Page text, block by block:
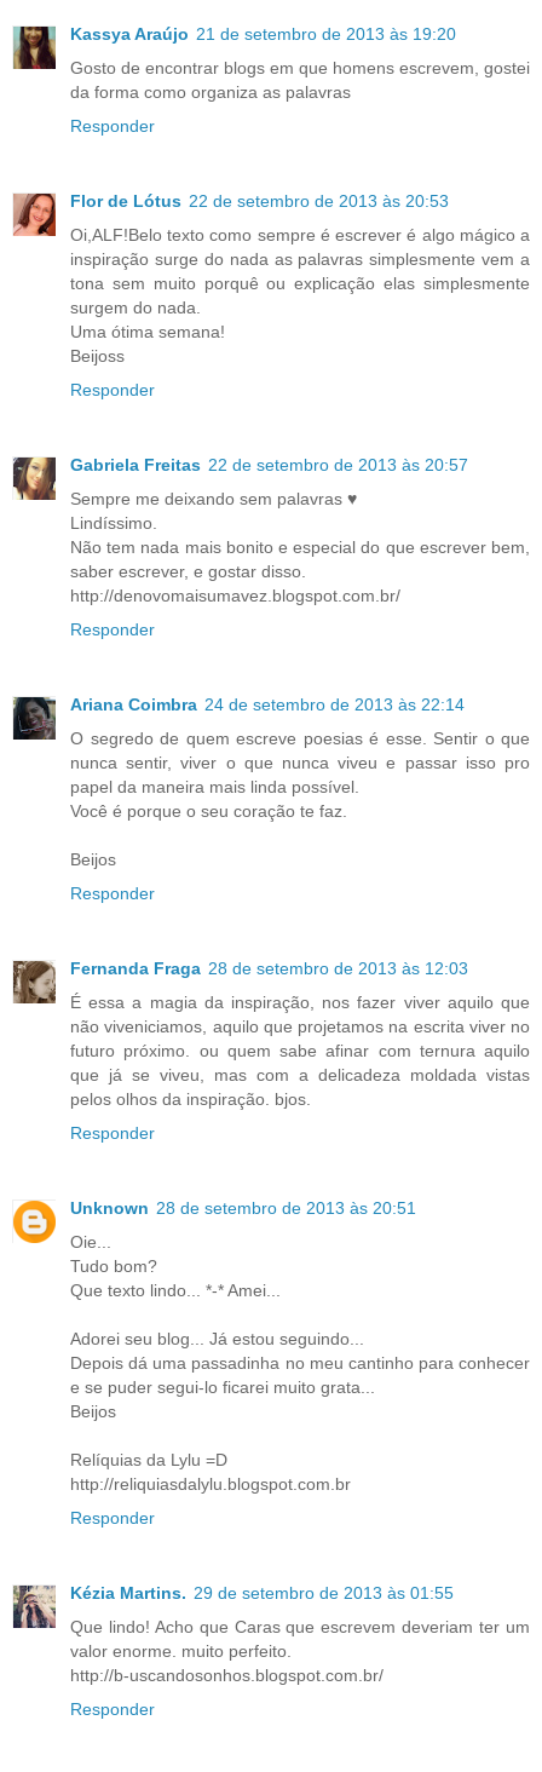
Kassya Araújo 21 de setembro de 2013 às 19:20
Gosto de encontrar blogs em que homens escrevem, gostei
da forma como organiza as palavras
Responder
Flor de Lótus 22 de setembro de 2013 às 20:53
Oi,ALF!Belo texto como sempre é escrever é algo mágico a
inspiração surge do nada as palavras simplesmente vem a
tona sem muito porquê ou explicação elas simplesmente
surgem do nada.
Uma ótima semana!
Beijoss
Responder
Gabriela Freitas 22 de setembro de 2013 às 20:57
Sempre me deixando sem palavras ♥
Lindíssimo.
Não tem nada mais bonito e especial do que escrever bem,
saber escrever, e gostar disso.
http://denovomaisumavez.blogspot.com.br/
Responder
Ariana Coimbra 24 de setembro de 2013 às 22:14
O segredo de quem escreve poesias é esse. Sentir o que
nunca sentir, viver o que nunca viveu e passar isso pro
papel da maneira mais linda possível.
Você é porque o seu coração te faz.
Beijos
Responder
Fernanda Fraga 28 de setembro de 2013 às 12:03
É essa a magia da inspiração, nos fazer viver aquilo que
não viveniciamos, aquilo que projetamos na escrita viver no
futuro próximo. ou quem sabe afinar com ternura aquilo
que já se viveu, mas com a delicadeza moldada vistas
pelos olhos da inspiração. bjos.
Responder
Unknown 28 de setembro de 2013 às 20:51
Oie...
Tudo bom?
Que texto lindo... *-* Amei...
Adorei seu blog... Já estou seguindo...
Depois dá uma passadinha no meu cantinho para conhecer
e se puder segui-lo ficarei muito grata...
Beijos
Relíquias da Lylu =D
http://reliquiasdalylu.blogspot.com.br
Responder
Kézia Martins. 29 de setembro de 2013 às 01:55
Que lindo! Acho que Caras que escrevem deveriam ter um
valor enorme. muito perfeito.
http://b-uscandosonhos.blogspot.com.br/
Responder